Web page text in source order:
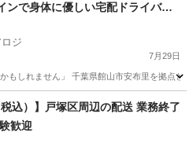
ンで身体に優しい宅配ドライバー
日給全額支給・シニア活躍中
ジ
7月29日
もしれません」 千葉県館山市安布里を拠点
置き配
税込）】戸塚区周辺の配送 業務終了
歓迎